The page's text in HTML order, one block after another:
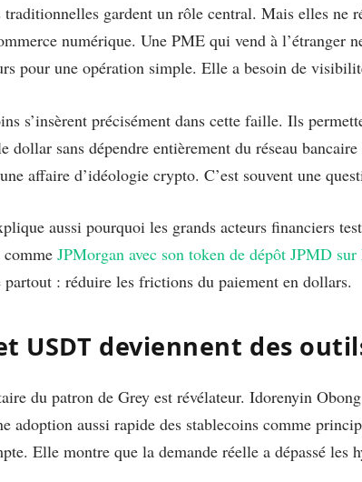
traditionnelles gardent un rôle central. Mais elles ne
numérique. Une PME qui vend à l’étranger
pour une opération simple. Elle a besoin de
s’insèrent précisément dans cette faille. Ils
dollar sans dépendre entièrement du réseau
affaire d’idéologie crypto. C’est souvent une
aussi pourquoi les grands acteurs financiers
JPMorgan avec son token de dépôt JPMD sur
partout : réduire les frictions du paiement en dollars.
USDT deviennent des
du patron de Grey est révélateur. Idorenyin
adoption aussi rapide des stablecoins comme
Elle montre que la demande réelle a dépassé les